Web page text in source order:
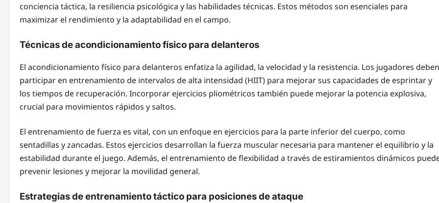
conciencia táctica, la resiliencia psicológica y las habilidades técnicas. Estos métodos son esenciales para
maximizar el rendimiento y la adaptabilidad en el campo.
Técnicas de acondicionamiento físico para delanteros
El acondicionamiento físico para delanteros enfatiza la agilidad, la velocidad y la resistencia. Los jugadores deben
participar en entrenamiento de intervalos de alta intensidad (HIIT) para mejorar sus capacidades de esprintar y
los tiempos de recuperación. Incorporar ejercicios pliométricos también puede mejorar la potencia explosiva,
crucial para movimientos rápidos y saltos.
El entrenamiento de fuerza es vital, con un enfoque en ejercicios para la parte inferior del cuerpo, como
sentadillas y zancadas. Estos ejercicios desarrollan la fuerza muscular necesaria para mantener el equilibrio y la
estabilidad durante el juego. Además, el entrenamiento de flexibilidad a través de estiramientos dinámicos
prevenir lesiones y mejorar la movilidad general.
Estrategias de entrenamiento táctico para posiciones de ataque